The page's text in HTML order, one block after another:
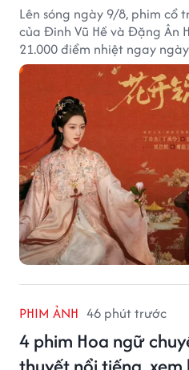
Lên sóng ngày 9/8, phim cổ
của Đinh Vũ Hề và Đặng Ân
21.000 điểm nhiệt ngay
Tencent Video.
PHIM ẢNH 46 phút trước
4 phim Hoa ngữ